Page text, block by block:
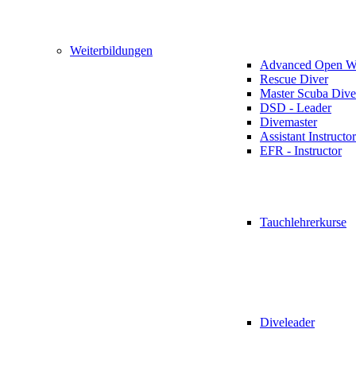
Weiterbildungen
Advanced Open
Rescue Diver
Master Scuba
DSD - Leader
Divemaster
Assistant Instructor
EFR - Instructor
Tauchlehrerkurse
Diveleader